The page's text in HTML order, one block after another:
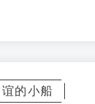
的小船